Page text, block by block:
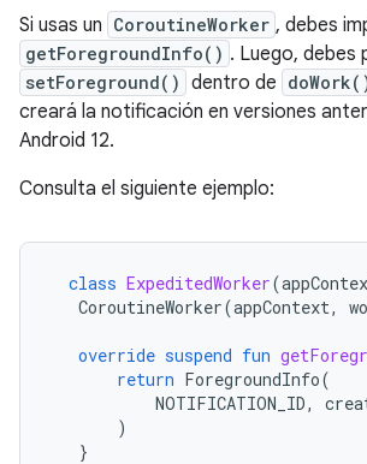
Si usas un CoroutineWorker , debes
getForegroundInfo() . Luego, debes
setForeground() dentro de
creará la notificación en versiones
Android 12.
Consulta el siguiente ejemplo:
class ExpeditedWorker(
CoroutineWorker(appContext,
override suspend fun
return ForegroundInfo(
NOTIFICATION_ID,
)
}